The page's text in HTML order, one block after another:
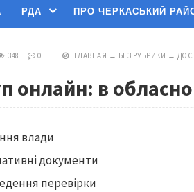
РДА ПРО ЧЕРКАСЬКИЙ
348 0 ГЛАВНАЯ → БЕЗ РУБРИКИ →
онлайн: в
влади
документи
перевірки